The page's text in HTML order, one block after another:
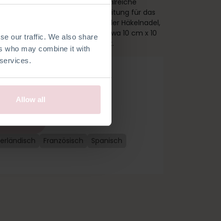
our traffic. We also share
who may combine it with
Allow all
ein tolles Geschenk für zahlreiche
Anleitung für Pippa, eine Anleitung für das
und alle Kurzwaren, außer der Häkelnadel,
20 cm groß, das Herz ist etwa 10 cm x 10
3,0 mm Häkelnadel gehäkelt.
Französisch
Spanisch